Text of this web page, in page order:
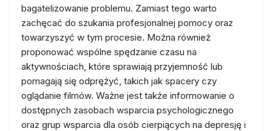
bagatelizowanie problemu. Zamiast tego warto
zachęcać do szukania profesjonalnej pomocy oraz
towarzyszyć w tym procesie. Można również
proponować wspólne spędzanie czasu na
aktywnościach, które sprawiają przyjemność lub
pomagają się odprężyć, takich jak spacery czy
oglądanie filmów. Ważne jest także informowanie o
dostępnych zasobach wsparcia psychologicznego
oraz grup wsparcia dla osób cierpiących na depresję i